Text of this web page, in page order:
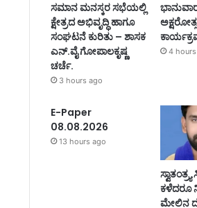
ಸಮಾನ ಮನಸ್ಕರ ಸಭೆಯಲ್ಲಿ
ಕ್ಷೇತ್ರದ ಅಭಿವೃದ್ಧಿ ಹಾಗೂ
ಸಂಘಟನೆ ಕುರಿತು – ಶಾಸಕ
ಎನ್.ವೈ ಗೋಪಾಲಕೃಷ್ಣ
ಚರ್ಚೆ.
3 hours ago
4
E-Paper
08.08.2026
13 hours ago
ಕಳೆದರೂ
ಮೇಲಿನ